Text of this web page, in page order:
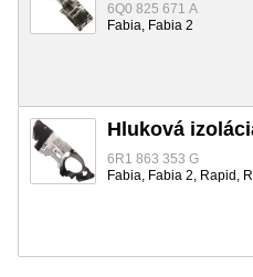
6Q0 825 671 A
Fabia, Fabia 2
Hluková
6R1 863 353 G
Fabia, Fabia 2, Rapid,